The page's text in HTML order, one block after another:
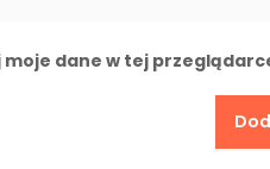
dane w tej